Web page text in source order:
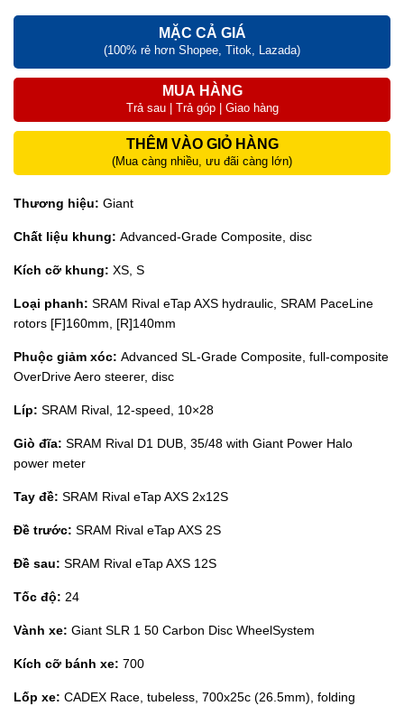
MẶC CẢ GIÁ
(100% rẻ hơn Shopee, Titok, Lazada)
MUA HÀNG
Trả sau | Trả góp | Giao hàng
THÊM VÀO GIỎ HÀNG
(Mua càng nhiều, ưu đãi càng lớn)
Thương hiệu: Giant
Chất liệu khung: Advanced-Grade Composite, disc
Kích cỡ khung: XS, S
Loại phanh: SRAM Rival eTap AXS hydraulic, SRAM PaceLine
rotors [F]160mm, [R]140mm
Phuộc giảm xóc: Advanced SL-Grade Composite, full-composite
OverDrive Aero steerer, disc
Líp: SRAM Rival, 12-speed, 10×28
Giò đĩa: SRAM Rival D1 DUB, 35/48 with Giant Power Halo
power meter
Tay đề: SRAM Rival eTap AXS 2x12S
Đề trước: SRAM Rival eTap AXS 2S
Đề sau: SRAM Rival eTap AXS 12S
Tốc độ: 24
Vành xe: Giant SLR 1 50 Carbon Disc WheelSystem
Kích cỡ bánh xe: 700
Lốp xe: CADEX Race, tubeless, 700x25c (26.5mm), folding